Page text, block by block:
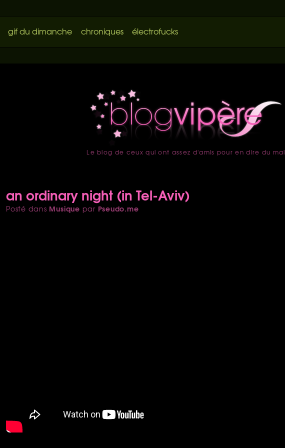
gif du dimanche chroniques électrofucks
accueil
Le blog de ceux qui ont assez d'amis pour en dire du mal
an ordinary night (in Tel-Aviv)
Posté dans Musique par Pseudo.me